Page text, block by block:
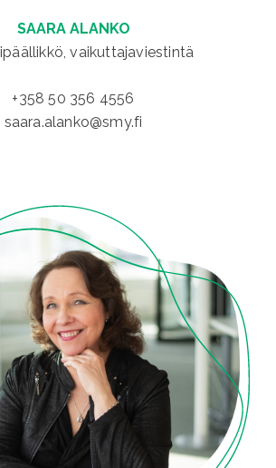
SAARA ALANKO
vaikuttajaviestintä
+358 50 356 4556
saara.alanko@smy.fi